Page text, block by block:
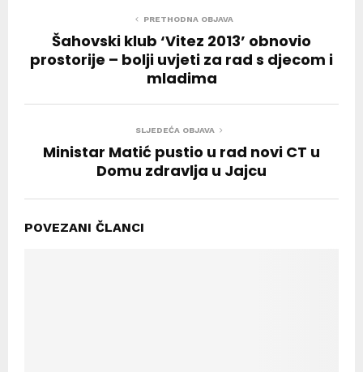
PRETHODNA OBJAVA
Šahovski klub ‘Vitez 2013’ obnovio
prostorije – bolji uvjeti za rad s djecom i
mladima
SLJEDEĆA OBJAVA
Ministar Matić pustio u rad novi CT u
Domu zdravlja u Jajcu
POVEZANI ČLANCI